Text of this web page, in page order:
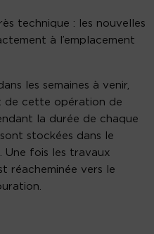
technique : les nouvelles
à l’emplacement
les semaines à venir,
de cette opération de
la durée de chaque
stockées dans le
Une fois les travaux
réacheminée vers le